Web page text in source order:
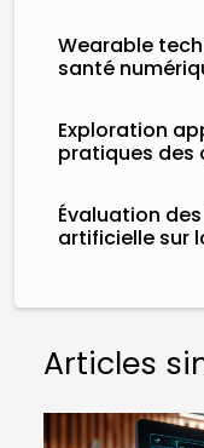
Wearable
santé
Exploration
pratiques des
Évaluation
artificielle sur
Articles